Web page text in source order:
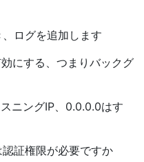
ログを追加します
にする、つまりバックグ
ニングIP、0.0.0.0はす
証権限が必要ですか